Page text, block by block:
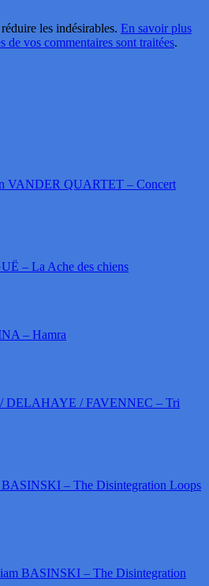
les indésirables. En savoir plus
de vos commentaires sont traitées.
VANDER QUARTET – Concert
– La Ache des chiens
– Hamra
DELAHAYE / FAVENNEC – Tri
– The Disintegration Loops
BASINSKI – The Disintegration